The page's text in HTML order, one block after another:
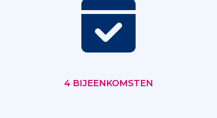
4 BIJEENKOMSTEN